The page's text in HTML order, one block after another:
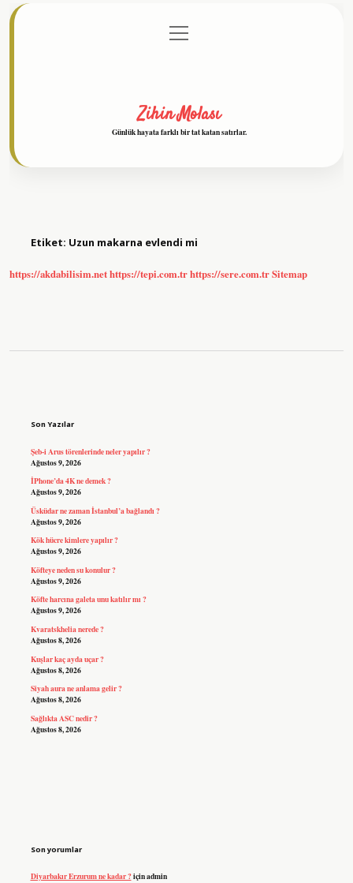
Gizlilik Politikası
menüyü
aç
Zihin Molası
Günlük hayata farklı bir tat katan satırlar.
Etiket: Uzun makarna evlendi mi
https://akdabilisim.nethttps://tepi.com.trhttps://sere.com.trSitemap
Son Yazılar
Şeb-i Arus törenlerinde neler yapılır ?
Ağustos 9, 2026
İPhone’da 4K ne demek ?
Ağustos 9, 2026
Üsküdar ne zaman İstanbul’a bağlandı ?
Ağustos 9, 2026
Kök hücre kimlere yapılır ?
Ağustos 9, 2026
Köfteye neden su konulur ?
Ağustos 9, 2026
Köfte harcına galeta unu katılır mı ?
Ağustos 9, 2026
Kvaratskhelia nerede ?
Ağustos 8, 2026
Kuşlar kaç ayda uçar ?
Ağustos 8, 2026
Siyah aura ne anlama gelir ?
Ağustos 8, 2026
Sağlıkta ASC nedir ?
Ağustos 8, 2026
Son yorumlar
Diyarbakır Erzurum ne kadar ?içinadmin